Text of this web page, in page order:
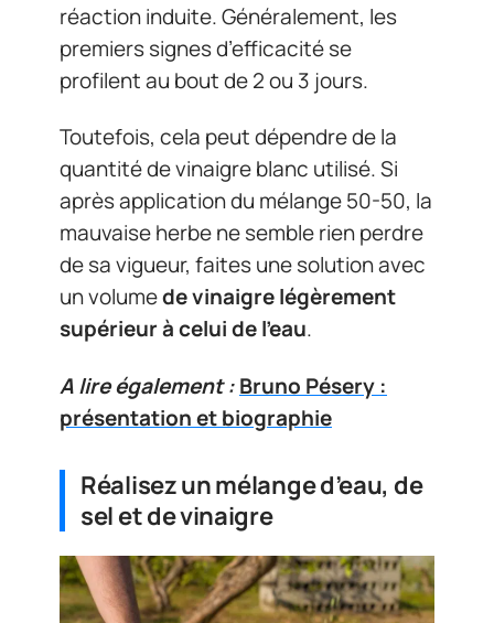
réaction induite. Généralement, les
premiers signes d’efficacité se
profilent au bout de 2 ou 3 jours.
Toutefois, cela peut dépendre de la
quantité de vinaigre blanc utilisé. Si
après application du mélange 50-50, la
mauvaise herbe ne semble rien perdre
de sa vigueur, faites une solution avec
un volumede vinaigre légèrement
supérieur à celui de l’eau.
A lire également :Bruno Pésery :
présentation et biographie
Réalisez un mélange d’eau, de
sel et de vinaigre